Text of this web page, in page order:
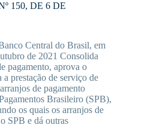
150, DE 6 DE
Central do Brasil, em
de 2021 Consolida
pagamento, aprova o
prestação de serviço de
de pagamento
Brasileiro (SPB),
os quais os arranjos de
SPB e dá outras